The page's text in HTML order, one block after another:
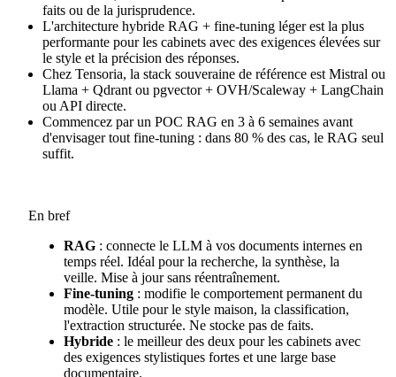
faits ou de la jurisprudence.
L'architecture hybride RAG + fine-tuning léger est la plus
performante pour les cabinets avec des exigences élevées sur
le style et la précision des réponses.
Chez Tensoria, la stack souveraine de référence est Mistral ou
Llama + Qdrant ou pgvector + OVH/Scaleway + LangChain
ou API directe.
Commencez par un POC RAG en 3 à 6 semaines avant
d'envisager tout fine-tuning : dans 80 % des cas, le RAG seul
suffit.
En bref
RAG : connecte le LLM à vos documents internes en
temps réel. Idéal pour la recherche, la synthèse, la
veille. Mise à jour sans réentraînement.
Fine-tuning : modifie le comportement permanent du
modèle. Utile pour le style maison, la classification,
l'extraction structurée. Ne stocke pas de faits.
Hybride : le meilleur des deux pour les cabinets avec
des exigences stylistiques fortes et une large base
documentaire.